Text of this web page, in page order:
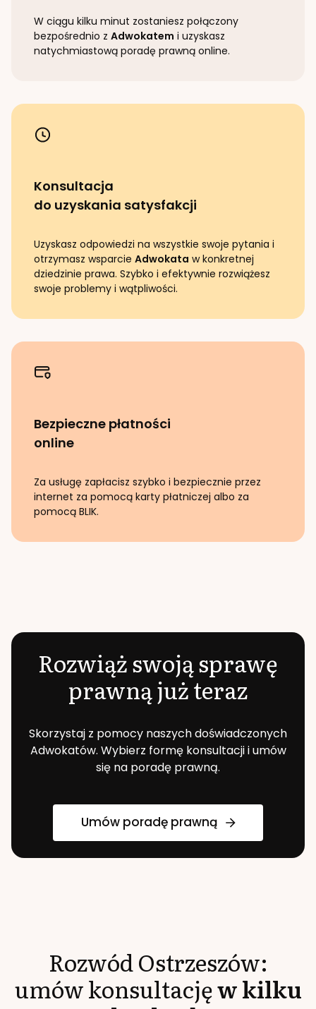
W ciągu kilku minut zostaniesz połączony
bezpośrednio z Adwokatem i uzyskasz
natychmiastową poradę prawną online.
Konsultacja
do uzyskania satysfakcji
Uzyskasz odpowiedzi na wszystkie swoje pytania i
otrzymasz wsparcie Adwokata w konkretnej
dziedzinie prawa. Szybko i efektywnie rozwiążesz
swoje problemy i wątpliwości.
Bezpieczne płatności
online
Za usługę zapłacisz szybko i bezpiecznie przez
internet za pomocą karty płatniczej albo za
pomocą BLIK.
Rozwiąż swoją sprawę
prawną już teraz
Skorzystaj z pomocy naszych doświadczonych
Adwokatów. Wybierz formę konsultacji i umów
się na poradę prawną.
Umów poradę prawną
RozwódOstrzeszów:
umów konsultacjęw kilku